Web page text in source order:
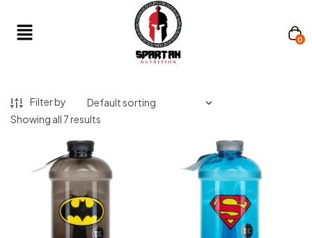
0
Filter by
Showing all 7 results